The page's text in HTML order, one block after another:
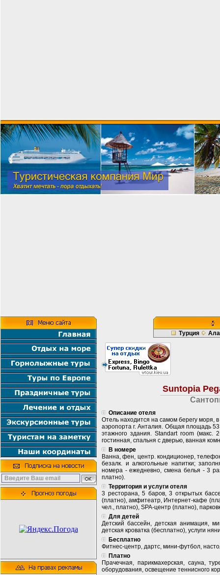
Турция
Suntopia
Описание отеля
Отель находится на самом берегу моря,
аэропорта г. Анталия. Общая площадь 53
этажного здания. Standart room (макс.
гостинная, спальня с дверью, ванная
В номере
Ванна, фен, центр. кондиционер,
безалк. и алкогольные напитки;
номера - ежедневно, смена белья - 3
платно).
Территория и услуги отеля
3 ресторана, 5 баров, 3 открытых
(платно), амфитеатр, Интернет-кафе
чел., платно), SPA-центр (платно),
Для детей
Детский бассейн, детская анимация,
детская кроватка (бесплатно), услуги
Бесплатно
Фитнес-центр, дартс, мини-футбол,
Платно
Прачечная, парикмахерская, сауна,
оборудования, освещение теннисного